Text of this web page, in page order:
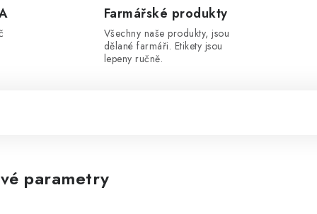
Farmářské produkty
Všechny naše produkty, jsou
dělané farmáři. Etikety jsou
lepeny ručně.
parametry